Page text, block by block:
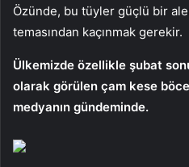
Özünde, bu tüyler güçlü bir
temasından kaçınmak gerekir.
Ülkemizde özellikle şubat
olarak görülen çam kese
medyanın gündeminde.